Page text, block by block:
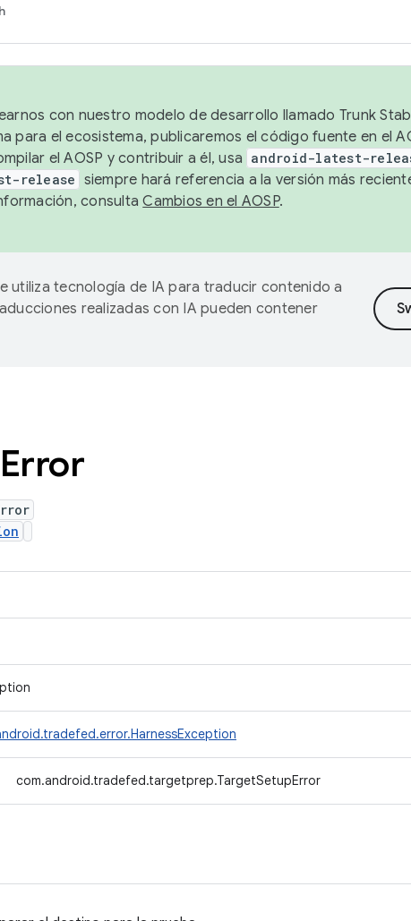
con nuestro modelo de desarrollo llamado Trunk
para el ecosistema, publicaremos el código fuente en el
el AOSP y contribuir a él, usa android-latest-
release siempre hará referencia a la versión más
consultaCambios en el AOSP.
utiliza tecnología de IA para traducir contenido a
realizadas con IA pueden contener
Error
com.android.tradefed.targetprep.TargetSetupError